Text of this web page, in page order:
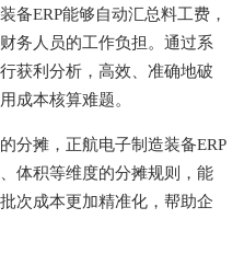
备ERP能够自动汇总料工费，
务人员的工作负担。通过系
获利分析，高效、准确地破
成本核算难题。
分摊，正航电子制造装备ERP
体积等维度的分摊规则，能
次成本更加精准化，帮助企